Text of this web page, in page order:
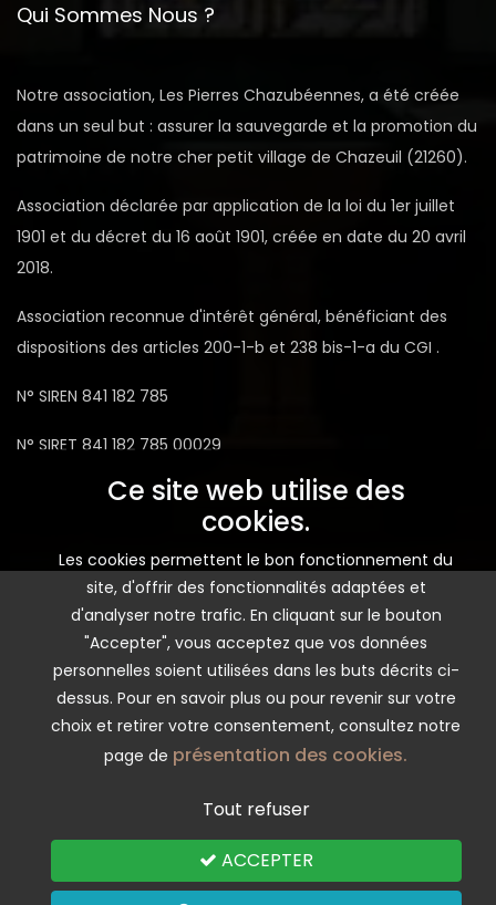
Qui Sommes Nous ?
Notre association, Les Pierres Chazubéennes, a été créée
dans un seul but : assurer la sauvegarde et la promotion du
patrimoine de notre cher petit village de Chazeuil (21260).
Association déclarée par application de la loi du 1er juillet
1901 et du décret du 16 août 1901, créée en date du 20 avril
2018.
Association reconnue d'intérêt général, bénéficiant des
dispositions des articles 200-1-b et 238 bis-1-a du CGI .
N° SIREN 841 182 785
N° SIRET 841 182 785 00029
Ce site web utilise des
cookies.
Les cookies permettent le bon fonctionnement du
site, d'offrir des fonctionnalités adaptées et
d'analyser notre trafic. En cliquant sur le bouton
"Accepter", vous acceptez que vos données
personnelles soient utilisées dans les buts décrits ci-
dessus. Pour en savoir plus ou pour revenir sur votre
choix et retirer votre consentement, consultez notre
page de présentation des cookies.
Tout refuser
ACCEPTER